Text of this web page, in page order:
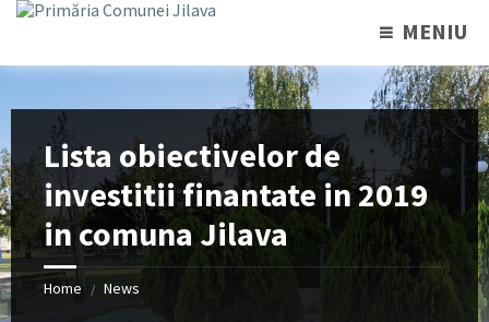
MENIU
Lista obiectivelor de
investitii finantate in 2019
in comuna Jilava
Home / News